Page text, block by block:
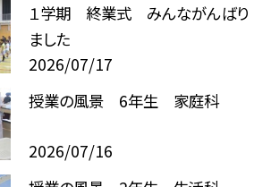
１学期 終業式 みんながんばり
ました
2026/07/17
授業の風景 6年生 家庭科
2026/07/16